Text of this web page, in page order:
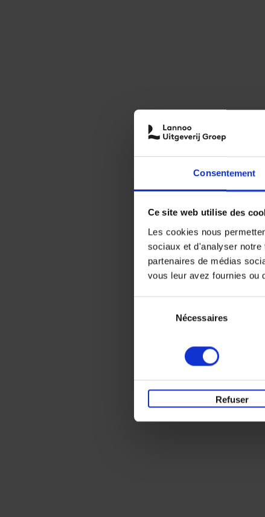
Consentement
Ce site web utilise des
Les cookies nous
sociaux et d'analyser
partenaires de médias
vous leur avez fournies ou
Nécessaires
Refuser